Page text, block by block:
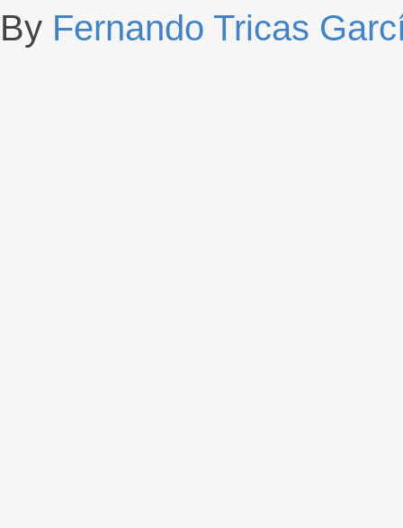
By Fernando Tricas